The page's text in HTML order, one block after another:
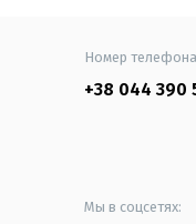
Номер
+38 044 390
Мы в соцсетях: